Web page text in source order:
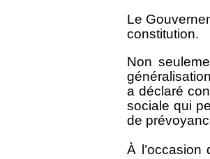
Le
constitution.
Non
a déclaré
sociale qui
de
À